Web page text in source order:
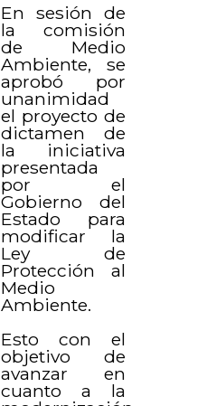
En sesión de
la comisión
de Medio
Ambiente, se
aprobó por
unanimidad
el proyecto de
dictamen de
la iniciativa
presentada
por el
Gobierno del
Estado para
modificar la
Ley de
Protección al
Medio
Ambiente.
Esto con el
objetivo de
avanzar en
cuanto a la